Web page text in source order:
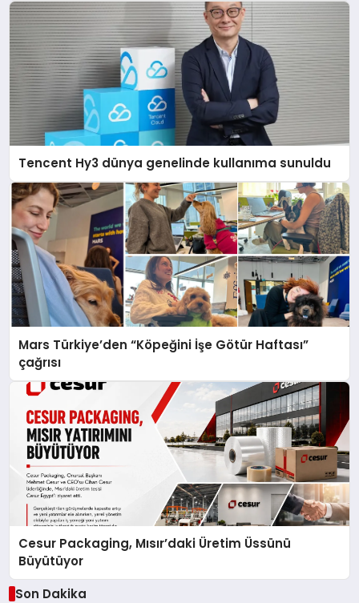
Tencent Hy3 dünya genelinde kullanıma sunuldu
Mars Türkiye’den “Köpeğini İşe Götür Haftası”
çağrısı
Cesur Packaging, Mısır’daki Üretim Üssünü
Büyütüyor
Son Dakika